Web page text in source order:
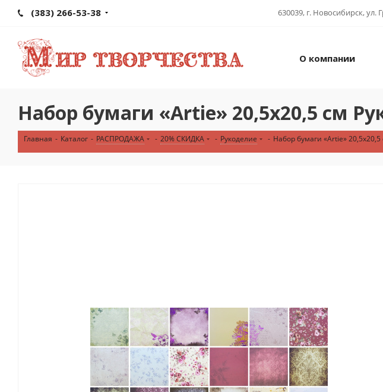
(383) 266-53-38 630039, г. Новосибирск, ул.
О компании
Набор бумаги «Artie» 20,5х20,5 см
Главная - Каталог - РАСПРОДАЖА - 20% СКИДКА - Рукоделие - Набор бумаги «Artie» 20,5х20,5